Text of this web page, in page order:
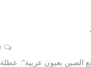
الصين بعيون عربية": عطلة